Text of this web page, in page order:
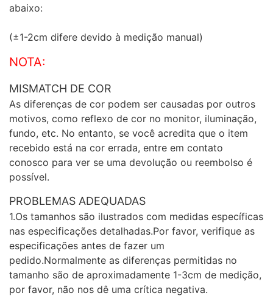
abaixo:
(±1-2cm difere devido à medição manual)
NOTA:
MISMATCH DE COR
As diferenças de cor podem ser causadas por outros
motivos, como reflexo de cor no monitor, iluminação,
fundo, etc. No entanto, se você acredita que o item
recebido está na cor errada, entre em contato
conosco para ver se uma devolução ou reembolso é
possível.
PROBLEMAS ADEQUADAS
1.Os tamanhos são ilustrados com medidas específicas
nas especificações detalhadas.Por favor, verifique as
especificações antes de fazer um
pedido.Normalmente as diferenças permitidas no
tamanho são de aproximadamente 1-3cm de medição,
por favor, não nos dê uma crítica negativa.